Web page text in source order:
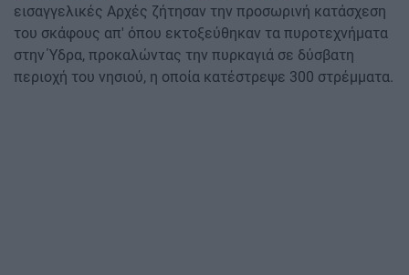
εισαγγελικές Αρχές ζήτησαν την προσωρινή κατάσχεση
του σκάφους απ' όπου εκτοξεύθηκαν τα πυροτεχνήματα
στην Ύδρα, προκαλώντας την πυρκαγιά σε δύσβατη
περιοχή του νησιού, η οποία κατέστρεψε 300 στρέμματα.